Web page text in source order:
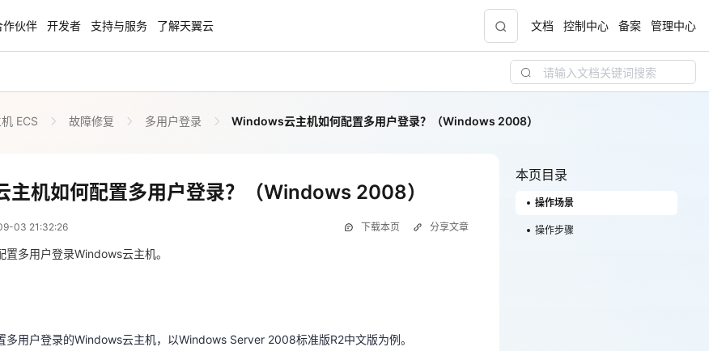
NEW 聚力AI赋能 天翼云大模型专项 青云志云端助力计划 NEW
，通达全球！
天翼云信创专区
“一云多芯、一云多态”,国产化软件全面适配，
国产操作系统及硬件芯片支持丰富
中小企业服务商合作专区
国家云助力中小企业腾飞，高额上云补贴重磅
2核4G只要1.8折起！
作伙伴 开发者 支持与服务 了解天翼云 文档 控制中心 备案 管理中心
ECS 故障修复 多用户登录 Windows云主机如何配置多用户登录？（Windows 2008）
机如何配置多用户登录？（Windows 2008）
03 21:32:26 下载本页
云主机如何配置多用户登录？（Windows 2008）
分享文章
置多用户登录Windows云主机。
多用户登录的Windows云主机，以Windows Server 2008标准版R2中文版为例。
本页目录
操作场景
操作步骤